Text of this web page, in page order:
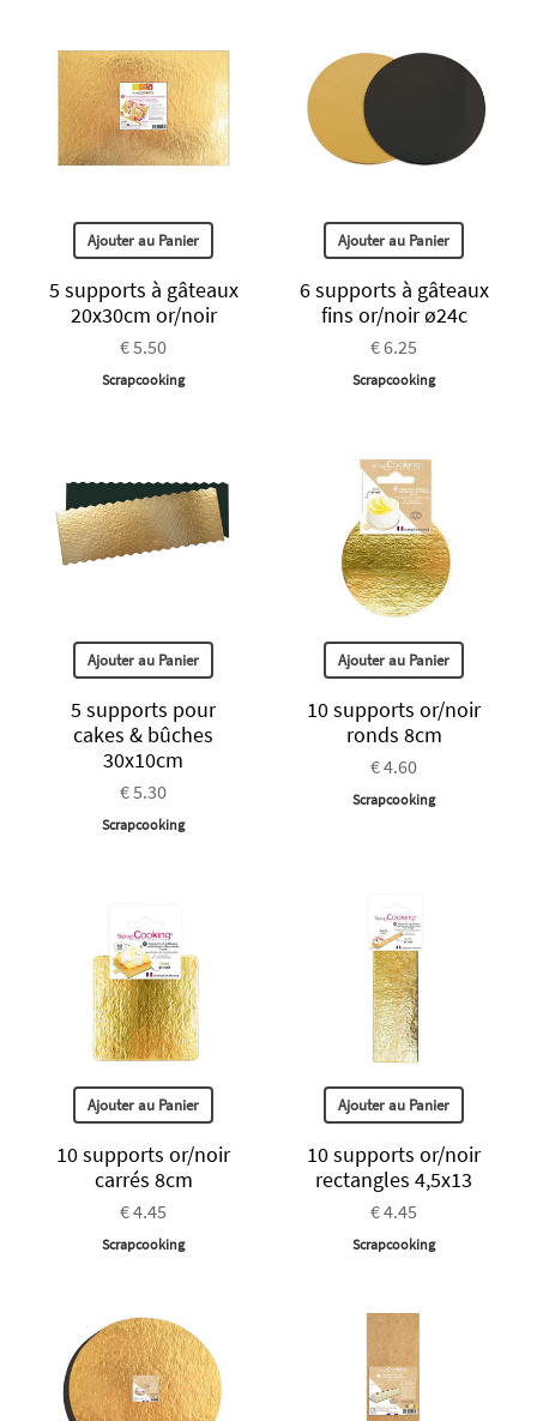
Ajouter au Panier
5 supports à gâteaux
20x30cm or/noir
€ 5.50
Scrapcooking
Ajouter au Panier
6 supports à gâteaux
fins or/noir ø24c
€ 6.25
Scrapcooking
Ajouter au Panier
5 supports pour
cakes & bûches
30x10cm
€ 5.30
Scrapcooking
Ajouter au Panier
10 supports or/noir
ronds 8cm
€ 4.60
Scrapcooking
Ajouter au Panier
10 supports or/noir
carrés 8cm
€ 4.45
Scrapcooking
Ajouter au Panier
10 supports or/noir
rectangles 4,5x13
€ 4.45
Scrapcooking